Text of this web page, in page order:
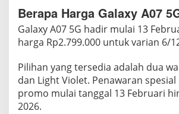
Berapa Harga Galaxy A07
Galaxy A07 5G hadir mulai 13
harga Rp2.799.000 untuk varian 6/
Pilihan yang tersedia adalah dua
dan Light Violet. Penawaran
promo mulai tanggal 13 Februari
2026.